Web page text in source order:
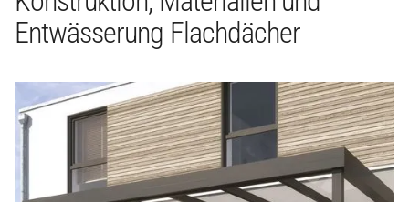
Entwässerung Flachdächer